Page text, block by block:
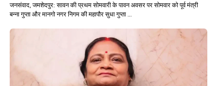
जनसंवाद, जमशेदपुर: सावन की प्रथम सोमवारी के पावन अवसर पर सोमवार को पूर्व मंत्री
बन्ना गुप्ता और मानगो नगर निगम की महापौर सुधा गुप्ता ...